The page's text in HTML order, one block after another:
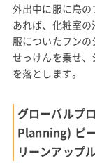
外出中に服に鳥
あれば、化粧室の
服についたフン
せっけんを乗せ
を落とします。
グローバルプ
Planning) ピ
リーンアップ